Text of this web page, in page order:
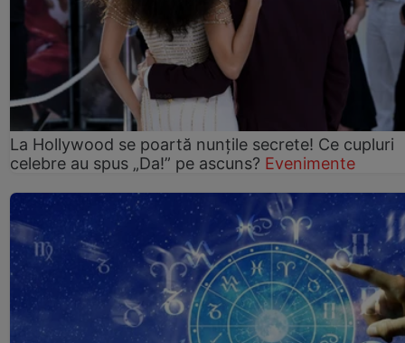
La Hollywood se poartă nunțile secrete! Ce cupluri
celebre au spus „Da!” pe ascuns? Evenimente